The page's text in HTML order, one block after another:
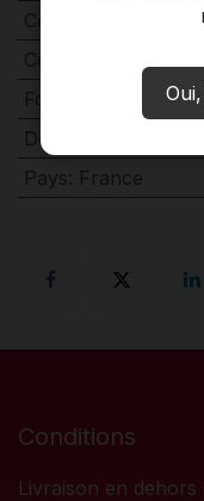
Cépage
Couleur
Format
Domaine
Pays France
Conditions
Livraison en